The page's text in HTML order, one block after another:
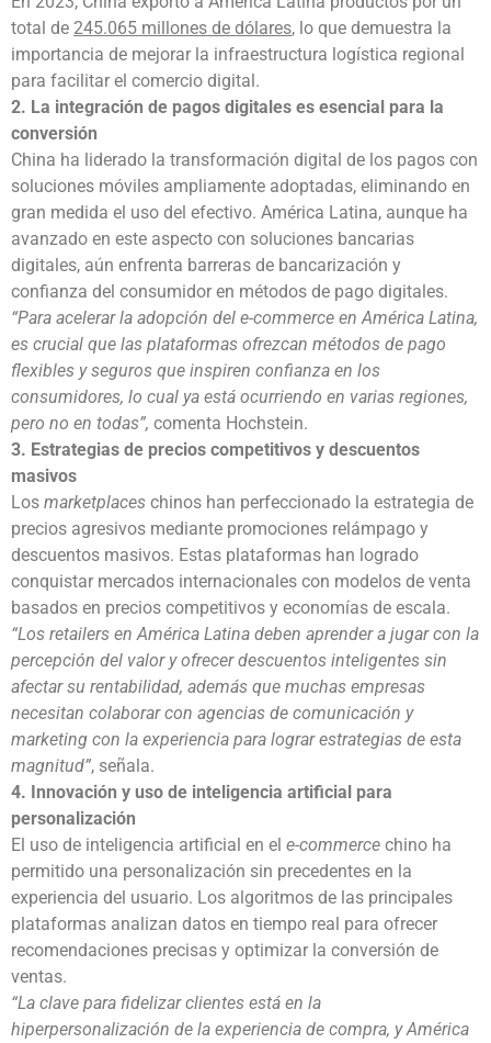
total de 245.065 millones de dólares, lo que demuestra la
importancia de mejorar la infraestructura logística regional
para facilitar el comercio digital.
2. La integración de pagos digitales es esencial para la
conversión
China ha liderado la transformación digital de los pagos con
soluciones móviles ampliamente adoptadas, eliminando en
gran medida el uso del efectivo. América Latina, aunque ha
avanzado en este aspecto con soluciones bancarias
digitales, aún enfrenta barreras de bancarización y
confianza del consumidor en métodos de pago digitales.
“Para acelerar la adopción del e-commerce en América Latina,
es crucial que las plataformas ofrezcan métodos de pago
flexibles y seguros que inspiren confianza en los
consumidores, lo cual ya está ocurriendo en varias regiones,
pero no en todas”, comenta Hochstein.
3. Estrategias de precios competitivos y descuentos
masivos
Los marketplaces chinos han perfeccionado la estrategia de
precios agresivos mediante promociones relámpago y
descuentos masivos. Estas plataformas han logrado
conquistar mercados internacionales con modelos de venta
basados en precios competitivos y economías de escala.
“Los retailers en América Latina deben aprender a jugar con la
percepción del valor y ofrecer descuentos inteligentes sin
afectar su rentabilidad, además que muchas empresas
necesitan colaborar con agencias de comunicación y
marketing con la experiencia para lograr estrategias de esta
magnitud”, señala.
4. Innovación y uso de inteligencia artificial para
personalización
El uso de inteligencia artificial en el e-commerce chino ha
permitido una personalización sin precedentes en la
experiencia del usuario. Los algoritmos de las principales
plataformas analizan datos en tiempo real para ofrecer
recomendaciones precisas y optimizar la conversión de
ventas.
“La clave para fidelizar clientes está en la
hiperpersonalización de la experiencia de compra, y América